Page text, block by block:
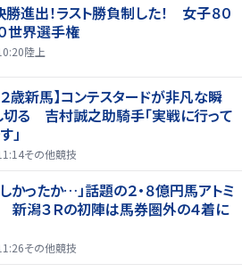
進出！ラスト勝負制した！ 女子８０
世界選手権
陸上
２歳新馬】コンテスタードが非凡な瞬
る 吉村誠之助騎手「実戦に行って
」
その他競技
かったか…」話題の２・８億円馬アトミ
新潟３Ｒの初陣は馬券圏外の４着に
その他競技